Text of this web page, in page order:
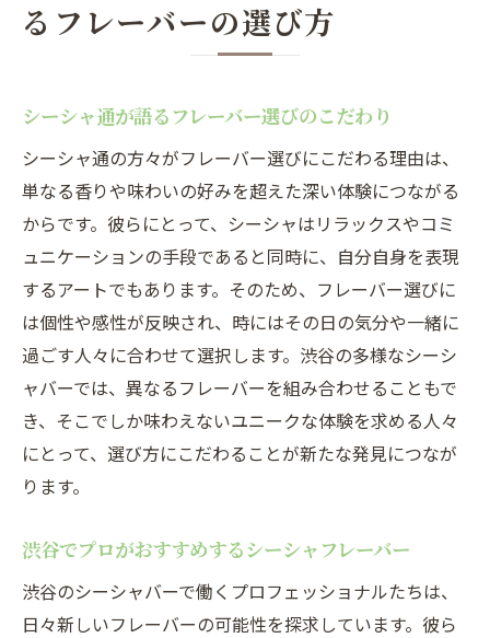
るフレーバーの選び方
シーシャ通が語るフレーバー選びのこだわり
シーシャ通の方々がフレーバー選びにこだわる理由は、
単なる香りや味わいの好みを超えた深い体験につながる
からです。彼らにとって、シーシャはリラックスやコミ
ュニケーションの手段であると同時に、自分自身を表現
するアートでもあります。そのため、フレーバー選びに
は個性や感性が反映され、時にはその日の気分や一緒に
過ごす人々に合わせて選択します。渋谷の多様なシーシ
ャバーでは、異なるフレーバーを組み合わせることもで
き、そこでしか味わえないユニークな体験を求める人々
にとって、選び方にこだわることが新たな発見につなが
ります。
渋谷でプロがおすすめするシーシャフレーバー
渋谷のシーシャバーで働くプロフェッショナルたちは、
日々新しいフレーバーの可能性を探求しています。彼ら